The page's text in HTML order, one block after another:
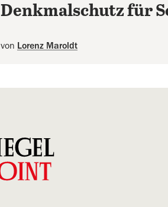
Denkmalschutz für
von Lorenz Maroldt